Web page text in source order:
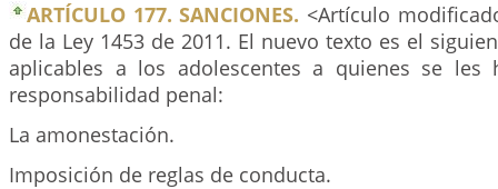
ARTÍCULO 177. SANCIONES. <Artículo
de la Ley 1453 de 2011. El nuevo texto es el
aplicables a los adolescentes a quienes se les
responsabilidad penal:
La amonestación.
Imposición de reglas de conducta.